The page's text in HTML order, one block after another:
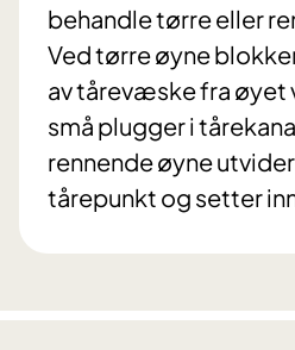
behandle tørre eller
Ved tørre øyne
av tårevæske fra øyet
små plugger i
rennende øyne
tårepunkt og setter